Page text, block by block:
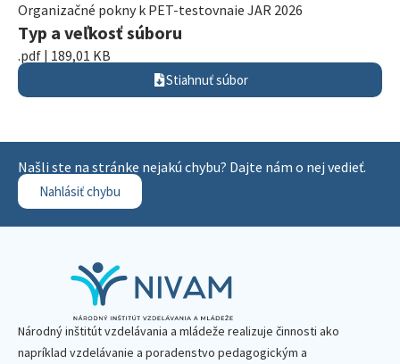
Organizačné pokny k PET-testovnaie JAR 2026
Typ a veľkosť súboru
.pdf | 189,01 KB
Stiahnuť súbor
Našli ste na stránke nejakú chybu? Dajte nám o nej vedieť.
Nahlásiť chybu
Národný inštitút vzdelávania a mládeže realizuje činnosti ako
napríklad vzdelávanie a poradenstvo pedagogickým a